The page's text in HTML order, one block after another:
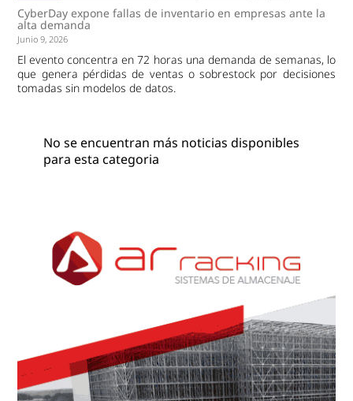
CyberDay expone fallas de inventario en empresas ante la
alta demanda
Junio 9, 2026
El evento concentra en 72 horas una demanda de semanas, lo
que genera pérdidas de ventas o sobrestock por decisiones
tomadas sin modelos de datos.
No se encuentran más noticias disponibles
para esta categoria